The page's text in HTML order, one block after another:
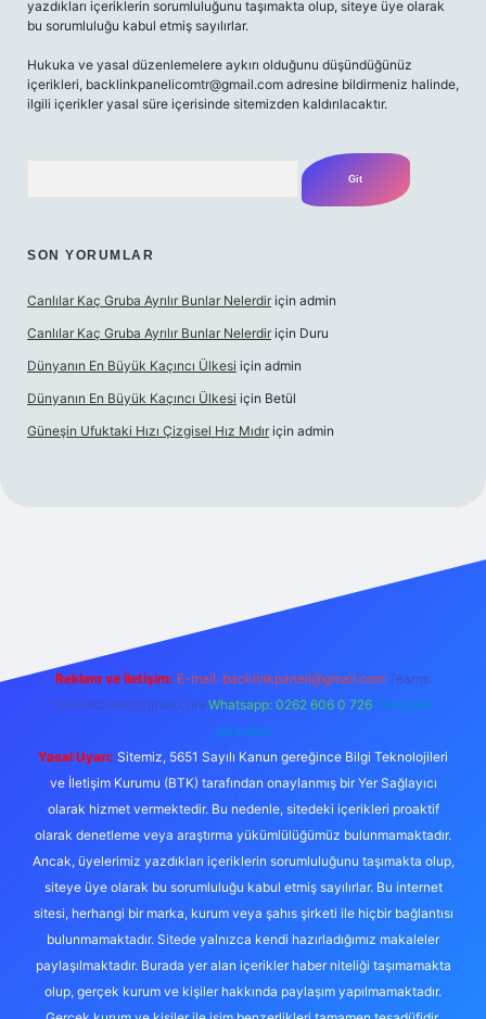
yazdıkları içeriklerin sorumluluğunu taşımakta olup, siteye üye olarak
bu sorumluluğu kabul etmiş sayılırlar.
Hukuka ve yasal düzenlemelere aykırı olduğunu düşündüğünüz
içerikleri, backlinkpanelicomtr@gmail.com adresine bildirmeniz halinde,
ilgili içerikler yasal süre içerisinde sitemizden kaldırılacaktır.
SON YORUMLAR
Canlılar Kaç Gruba Ayrılır Bunlar Nelerdir için admin
Canlılar Kaç Gruba Ayrılır Bunlar Nelerdir için Duru
Dünyanın En Büyük Kaçıncı Ülkesi için admin
Dünyanın En Büyük Kaçıncı Ülkesi için Betül
Güneşin Ufuktaki Hızı Çizgisel Hız Mıdır için admin
Reklam ve İletişim: E-mail: backlinkpaneli@gmail.com Teams:
forumhizmeti@gmail.com Whatsapp: 0262 606 0 726 Telegram:
@karabul
Yasal Uyarı: Sitemiz, 5651 Sayılı Kanun gereğince Bilgi Teknolojileri
ve İletişim Kurumu (BTK) tarafından onaylanmış bir Yer Sağlayıcı
olarak hizmet vermektedir. Bu nedenle, sitedeki içerikleri proaktif
olarak denetleme veya araştırma yükümlülüğümüz bulunmamaktadır.
Ancak, üyelerimiz yazdıkları içeriklerin sorumluluğunu taşımakta olup,
siteye üye olarak bu sorumluluğu kabul etmiş sayılırlar. Bu internet
sitesi, herhangi bir marka, kurum veya şahıs şirketi ile hiçbir bağlantısı
bulunmamaktadır. Sitede yalnızca kendi hazırladığımız makaleler
paylaşılmaktadır. Burada yer alan içerikler haber niteliği taşımamakta
olup, gerçek kurum ve kişiler hakkında paylaşım yapılmamaktadır.